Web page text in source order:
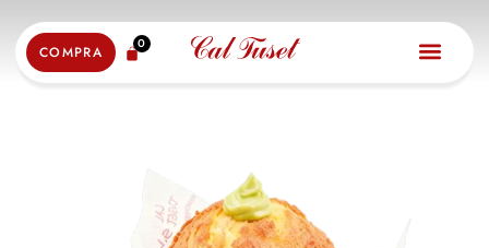
0
COMPRA